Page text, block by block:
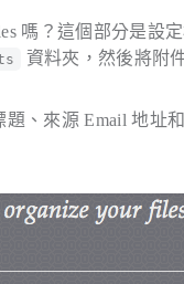
嗎？這個部分是設
資料夾，然後將附
、來源 Email 地址